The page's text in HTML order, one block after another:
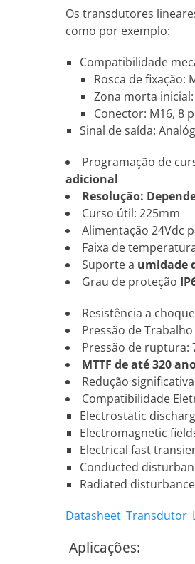
Os transdutores
como por exemplo:
Compatibilidade
Rosca de fixação:
Zona morta
Conector: M16, 8
Sinal de saída:
Programação de
adicional
Resolução:
Curso útil: 225mm
Alimentação 24Vdc
Faixa de
Suporte a umidade
Grau de proteção
Resistência a
Pressão de
Pressão de ruptura:
MTTF de até 320
Redução
Compatibilidade
Electrostatic
Electromagnetic
Electrical fast
Conducted
Radiated
Aplicações: